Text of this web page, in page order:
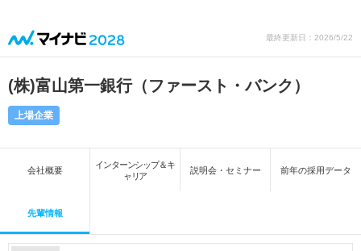
最終更新日：2026/5/22
(株)富山第一銀行（ファースト・バンク）
上場企業
会社概要
インターンシップ＆キ
ャリア
説明会・セミナー 前年の採用データ
先輩情報